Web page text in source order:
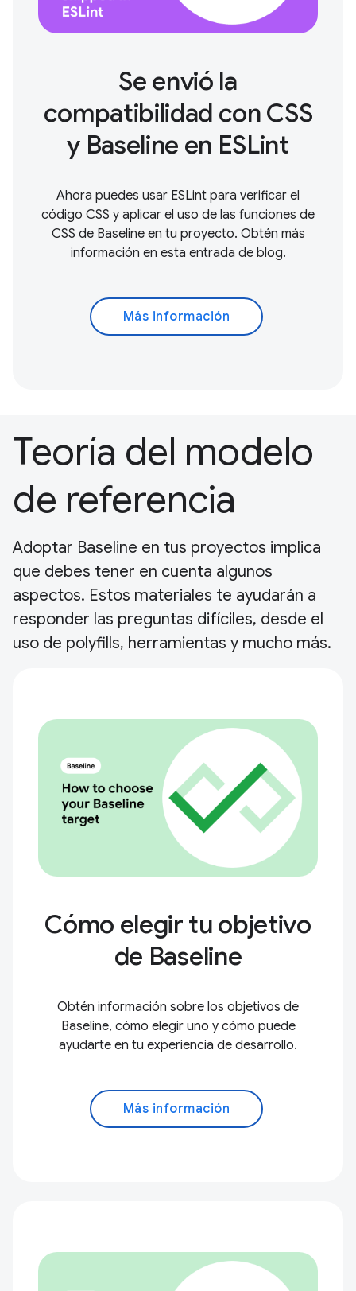
Se envió la
compatibilidad con CSS
y Baseline en ESLint
Ahora puedes usar ESLint para verificar el
código CSS y aplicar el uso de las funciones de
CSS de Baseline en tu proyecto. Obtén más
información en esta entrada de blog.
Más información
Teoría del modelo
de referencia
Adoptar Baseline en tus proyectos implica
que debes tener en cuenta algunos
aspectos. Estos materiales te ayudarán a
responder las preguntas difíciles, desde el
uso de polyfills, herramientas y mucho más.
Cómo elegir tu objetivo
de Baseline
Obtén información sobre los objetivos de
Baseline, cómo elegir uno y cómo puede
ayudarte en tu experiencia de desarrollo.
Más información